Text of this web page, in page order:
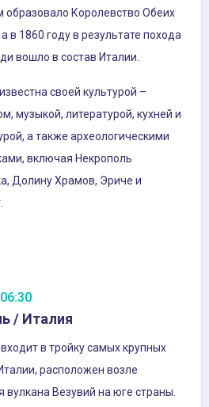
образовало Королевство Обеих
в 1860 году в результате похода
вошло в состав Италии.
своей культурой –
музыкой, литературой, кухней и
а также археологическими
включая Некрополь
Долину Храмов, Эриче и
06:30
/ Италия
входит в тройку самых крупных
расположен возле
вулкана Везувий на юге страны.